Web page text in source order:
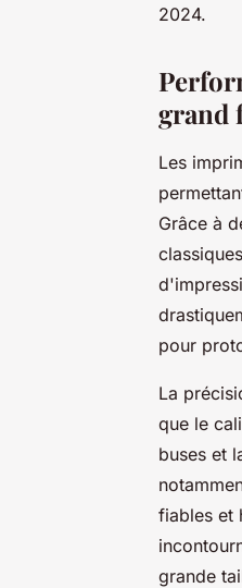
2024.
grand
Les
Grâce à
pour
La
que le
buses et
fiables et
grande